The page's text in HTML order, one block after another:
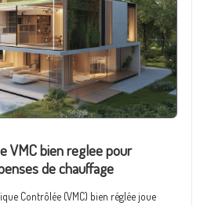
VMC bien reglee pour
de chauffage
Contrôlée (VMC) bien réglée joue